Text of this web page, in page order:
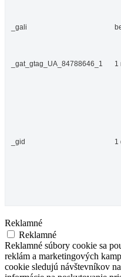
_gali
_gat_gtag_UA_84788646_1 1
_gid 1
Reklamné
Reklamné
Reklamné súbory cookie sa
reklám a marketingových
cookie sledujú návštevníkov